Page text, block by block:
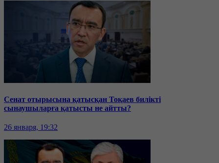
Сенат отырысына қатысқан Тоқаев билікті
сынаушыларға қатысты не айтты?
26 января, 19:32